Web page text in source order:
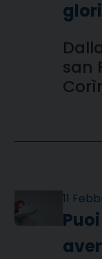
san
11